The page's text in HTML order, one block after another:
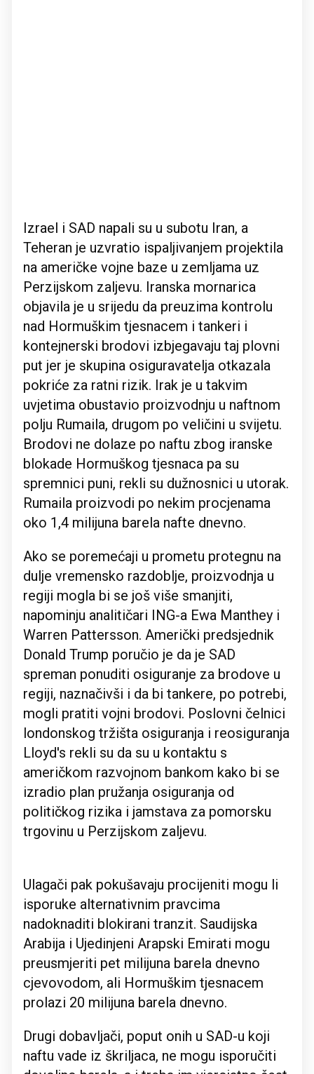
Izrael i SAD napali su u subotu Iran, a
Teheran je uzvratio ispaljivanjem projektila
na američke vojne baze u zemljama uz
Perzijskom zaljevu. Iranska mornarica
objavila je u srijedu da preuzima kontrolu
nad Hormuškim tjesnacem i tankeri i
kontejnerski brodovi izbjegavaju taj plovni
put jer je skupina osiguravatelja otkazala
pokriće za ratni rizik. Irak je u takvim
uvjetima obustavio proizvodnju u naftnom
polju Rumaila, drugom po veličini u svijetu.
Brodovi ne dolaze po naftu zbog iranske
blokade Hormuškog tjesnaca pa su
spremnici puni, rekli su dužnosnici u utorak.
Rumaila proizvodi po nekim procjenama
oko 1,4 milijuna barela nafte dnevno.
Ako se poremećaji u prometu protegnu na
dulje vremensko razdoblje, proizvodnja u
regiji mogla bi se još više smanjiti,
napominju analitičari ING-a Ewa Manthey i
Warren Pattersson. Američki predsjednik
Donald Trump poručio je da je SAD
spreman ponuditi osiguranje za brodove u
regiji, naznačivši i da bi tankere, po potrebi,
mogli pratiti vojni brodovi. Poslovni čelnici
londonskog tržišta osiguranja i reosiguranja
Lloyd's rekli su da su u kontaktu s
američkom razvojnom bankom kako bi se
izradio plan pružanja osiguranja od
političkog rizika i jamstava za pomorsku
trgovinu u Perzijskom zaljevu.
Ulagači pak pokušavaju procijeniti mogu li
isporuke alternativnim pravcima
nadoknaditi blokirani tranzit. Saudijska
Arabija i Ujedinjeni Arapski Emirati mogu
preusmjeriti pet milijuna barela dnevno
cjevovodom, ali Hormuškim tjesnacem
prolazi 20 milijuna barela dnevno.
Drugi dobavljači, poput onih u SAD-u koji
naftu vade iz škriljaca, ne mogu isporučiti